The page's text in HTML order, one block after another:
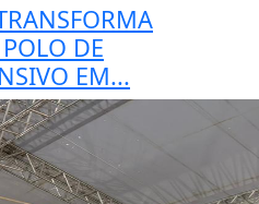
DE
EM...